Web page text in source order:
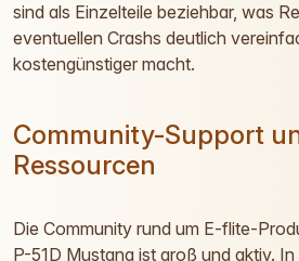
sind als Einzelteile beziehbar, was
eventuellen Crashs deutlich
kostengünstiger macht.
Community-Support
Ressourcen
Die Community rund um E-flite-
P-51D Mustang ist groß und aktiv.